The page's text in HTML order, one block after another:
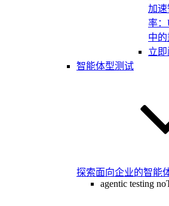
加
率：
中
立
智能体型测试
探索面向企业的智能
agentic testing